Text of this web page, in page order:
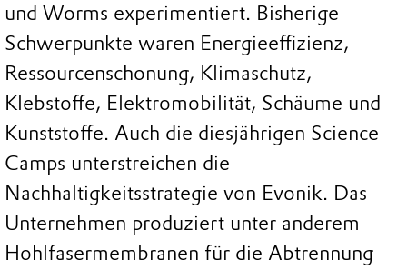
und Worms experimentiert. Bisherige
Schwerpunkte waren Energieeffizienz,
Ressourcenschonung, Klimaschutz,
Klebstoffe, Elektromobilität, Schäume und
Kunststoffe. Auch die diesjährigen Science
Camps unterstreichen die
Nachhaltigkeitsstrategie von Evonik. Das
Unternehmen produziert unter anderem
Hohlfasermembranen für die Abtrennung